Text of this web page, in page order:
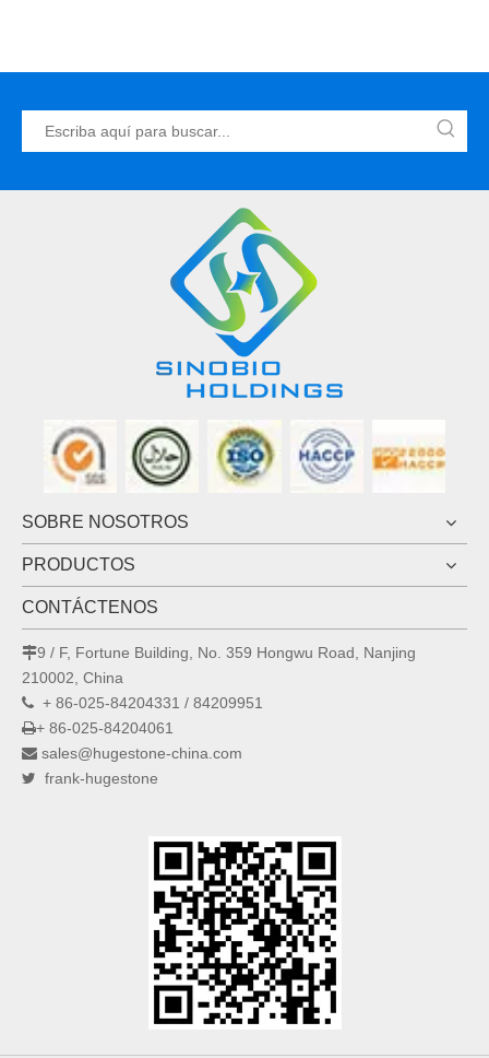
SOBRE NOSOTROS
PRODUCTOS
CONTÁCTENOS
9 / F, Fortune Building, No. 359 Hongwu Road, Nanjing
210002, China
 + 86-025-84204331 / 84209951
+ 86-025-84204061
 sales@hugestone-china.com
 frank-hugestone